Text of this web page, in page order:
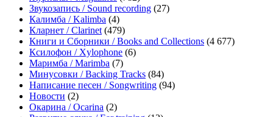
Звукозапись / Sound recording (27)
Калимба / Kalimba (4)
Кларнет / Clarinet (479)
Книги и Сборники / Books and Collections (4 677)
Ксилофон / Xylophone (6)
Маримба / Marimba (7)
Минусовки / Backing Tracks (84)
Написание песен / Songwriting (94)
Новости (2)
Окарина / Ocarina (2)